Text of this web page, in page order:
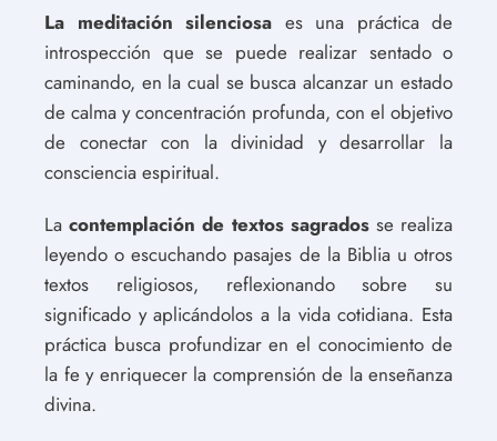
La meditación silenciosa es una práctica de
introspección que se puede realizar sentado o
caminando, en la cual se busca alcanzar un estado
de calma y concentración profunda, con el objetivo
de conectar con la divinidad y desarrollar la
consciencia espiritual.
Lacontemplación de textos sagradosse realiza
leyendo o escuchando pasajes de la Biblia u otros
textos religiosos, reflexionando sobre su
significado y aplicándolos a la vida cotidiana. Esta
práctica busca profundizar en el conocimiento de
la fe y enriquecer la comprensión de la enseñanza
divina.